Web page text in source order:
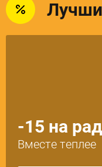
-15 на
Вместе теплее